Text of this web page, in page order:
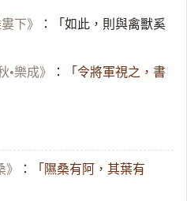
下》
：「如此，則與禽獸奚
•樂成》 ：
「令將軍視之，書
：
「隰桑有阿，其葉有